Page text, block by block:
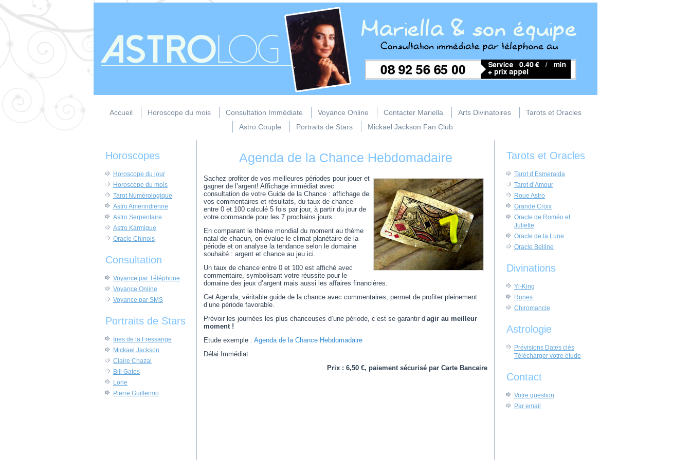
Accueil Horoscope du mois Consultation Immédiate Voyance Online Contacter Mariella Arts Divinatoires
Tarots et Oracles
Astro Couple
Portraits de Stars Mickael Jackson Fan Club
Horoscopes
Horoscope du jour
Horoscope du mois
Tarot Numérologique
Astro Amerindienne
Astro Serpentaire
Astro Karmique
Oracle Chinois
Consultation
Voyance par Téléphone
Voyance Online
Voyance par SMS
Portraits de Stars
Ines de la Fressange
Mickael Jackson
Claire Chazal
Bill Gates
Lorie
Pierre Guillermo
Agenda de la Chance Hebdomadaire
Sachez profiter de vos meilleures périodes pour jouer et
gagner de l’argent! Affichage immédiat avec
consultation de votre Guide de la Chance : affichage de
vos commentaires et résultats, du taux de chance
entre 0 et 100 calculé 5 fois par jour, à partir du jour de
votre commande pour les 7 prochains jours.
En comparant le thème mondial du moment au thème
natal de chacun, on évalue le climat planétaire de la
période et on analyse la tendance selon le domaine
souhaité : argent et chance au jeu ici.
Un taux de chance entre 0 et 100 est affiché avec
commentaire, symbolisant votre réussite pour le
domaine des jeux d’argent mais aussi les affaires financières.
Cet Agenda, véritable guide de la chance avec commentaires, permet de profiter pleinement
d’une période favorable.
Prévoir les journées les plus chanceuses d’une période, c’est se garantir d’agir au meilleur
moment !
Etude exemple : Agenda de la Chance Hebdomadaire
Délai Immédiat.
Prix : 6,50 €, paiement sécurisé par Carte Bancaire
Tarots et Oracles
Tarot d’Esmeralda
Tarot d’Amour
Roue Astro
Grande Croix
Oracle de Roméo et
Juliette
Oracle de la Lune
Oracle Belline
Divinations
Yi-King
Runes
Chiromancie
Astrologie
Prévisions Dates clés
Télécharger votre étude
Contact
Votre question
Par email